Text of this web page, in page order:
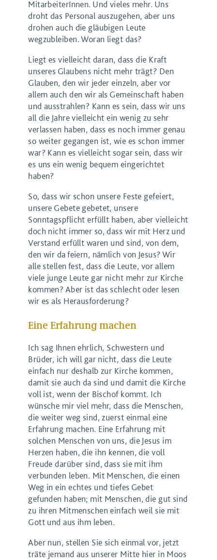
MitarbeiterInnen. Und vieles mehr. Uns
droht das Personal auszugehen, aber uns
drohen auch die gläubigen Leute
wegzubleiben. Woran liegt das?
Liegt es vielleicht daran, dass die Kraft
unseres Glaubens nicht mehr trägt? Den
Glauben, den wir jeder einzeln, aber vor
allem auch den wir als Gemeinschaft haben
und ausstrahlen? Kann es sein, dass wir uns
all die Jahre vielleicht ein wenig zu sehr
verlassen haben, dass es noch immer genau
so weiter gegangen ist, wie es schon immer
war? Kann es vielleicht sogar sein, dass wir
es uns ein wenig bequem eingerichtet
haben?
So, dass wir schon unsere Feste gefeiert,
unsere Gebete gebetet, unsere
Sonntagspflicht erfüllt haben, aber vielleicht
doch nicht immer so, dass wir mit Herz und
Verstand erfüllt waren und sind, von dem,
den wir da feiern, nämlich von Jesus? Wir
alle stellen fest, dass die Leute, vor allem
viele junge Leute gar nicht mehr zur Kirche
kommen? Aber ist das schlecht oder lesen
wir es als Herausforderung?
Eine Erfahrung machen
Ich sag Ihnen ehrlich, Schwestern und
Brüder, ich will gar nicht, dass die Leute
einfach nur deshalb zur Kirche kommen,
damit sie auch da sind und damit die Kirche
voll ist, wenn der Bischof kommt. Ich
wünsche mir viel mehr, dass die Menschen,
die weiter weg sind, zuerst einmal eine
Erfahrung machen. Eine Erfahrung mit
solchen Menschen von uns, die Jesus im
Herzen haben, die ihn kennen, die voll
Freude darüber sind, dass sie mit ihm
verbunden leben. Mit Menschen, die einen
Weg in ein echtes und tiefes Gebet
gefunden haben; mit Menschen, die gut sind
zu ihren Mitmenschen einfach weil sie mit
Gott und aus ihm leben.
Aber nun, stellen Sie sich einmal vor, jetzt
träte jemand aus unserer Mitte hier in Moos